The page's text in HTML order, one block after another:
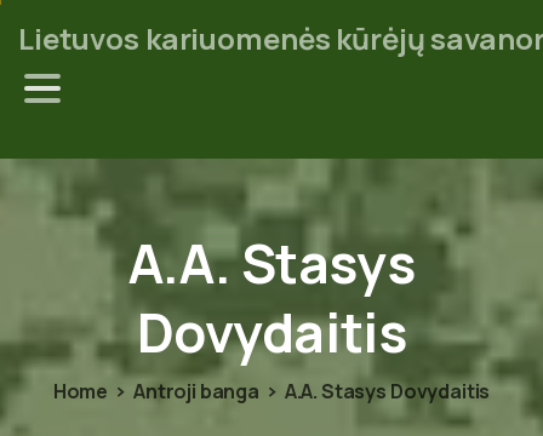
Lietuvos kariuomenės kūrėjų
A.A.Stasys
Dovydaitis
Home Antroji banga A.A. Stasys Dovydaitis